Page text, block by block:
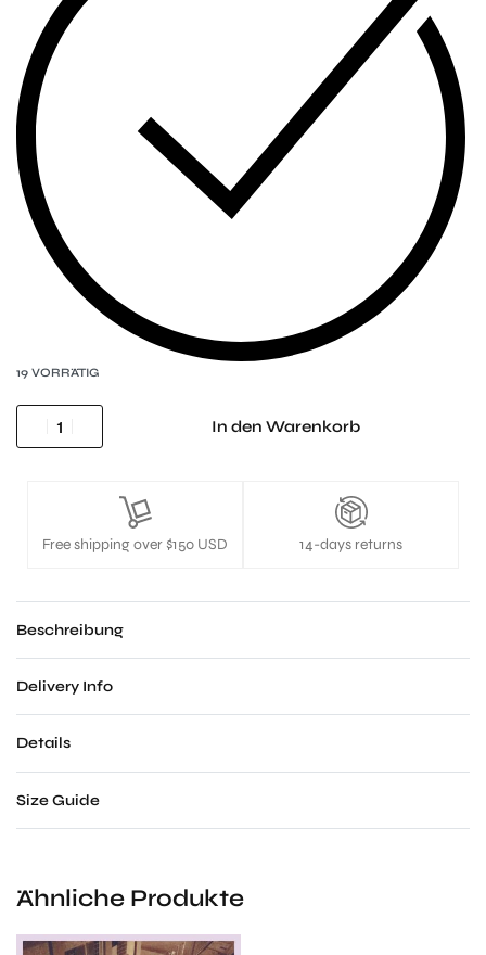
19 VORRÄTIG
In den Warenkorb
Free shipping over $150 USD 14-days returns
Beschreibung
Delivery Info
Details
Size Guide
Ähnliche Produkte